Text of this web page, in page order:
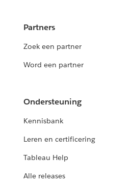
Partners
Zoek een partner
Word een partner
Ondersteuning
Kennisbank
Leren en certificering
Tableau Help
Alle releases